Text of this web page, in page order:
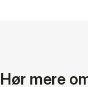
Hør mere